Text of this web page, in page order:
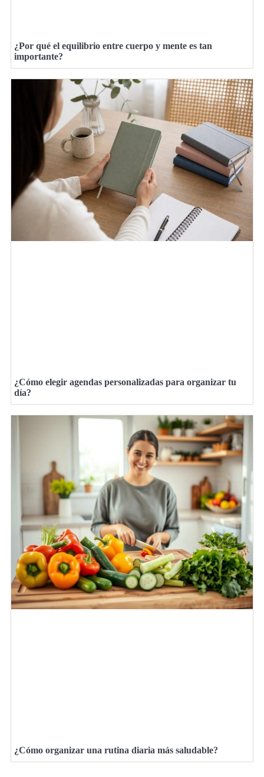
¿Por qué el equilibrio entre cuerpo y mente es tan
importante?
¿Cómo elegir agendas personalizadas para organizar tu
día?
¿Cómo organizar una rutina diaria más saludable?